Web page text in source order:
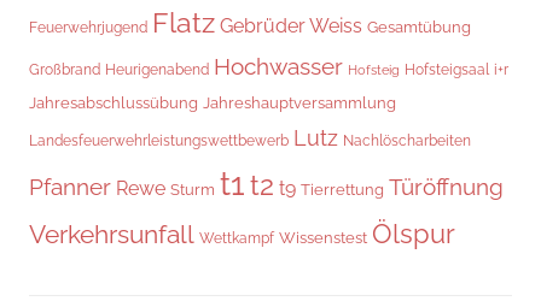
Feuerwehrjugend Flatz Gebrüder Weiss Gesamtübung
Großbrand Heurigenabend Hochwasser Hofsteig Hofsteigsaal i+r
Jahresabschlussübung Jahreshauptversammlung
Landesfeuerwehrleistungswettbewerb Lutz Nachlöscharbeiten
Pfanner Rewe Sturm t1t2 t9 Tierrettung Türöffnung
Verkehrsunfall Wettkampf Wissenstest Ölspur